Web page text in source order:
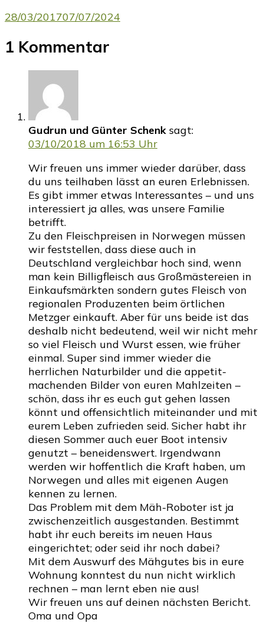
28/03/201707/07/2024
1 Kommentar
Gudrun und Günter Schenk sagt:
03/10/2018 um 16:53 Uhr
Wir freuen uns immer wieder darüber, dass
du uns teilhaben lässt an euren Erlebnissen.
Es gibt immer etwas Interessantes – und uns
interessiert ja alles, was unsere Familie
betrifft.
Zu den Fleischpreisen in Norwegen müssen
wir feststellen, dass diese auch in
Deutschland vergleichbar hoch sind, wenn
man kein Billigfleisch aus Großmästereien in
Einkaufsmärkten sondern gutes Fleisch von
regionalen Produzenten beim örtlichen
Metzger einkauft. Aber für uns beide ist das
deshalb nicht bedeutend, weil wir nicht mehr
so viel Fleisch und Wurst essen, wie früher
einmal. Super sind immer wieder die
herrlichen Naturbilder und die appetit-
machenden Bilder von euren Mahlzeiten –
schön, dass ihr es euch gut gehen lassen
könnt und offensichtlich miteinander und mit
eurem Leben zufrieden seid. Sicher habt ihr
diesen Sommer auch euer Boot intensiv
genutzt – beneidenswert. Irgendwann
werden wir hoffentlich die Kraft haben, um
Norwegen und alles mit eigenen Augen
kennen zu lernen.
Das Problem mit dem Mäh-Roboter ist ja
zwischenzeitlich ausgestanden. Bestimmt
habt ihr euch bereits im neuen Haus
eingerichtet; oder seid ihr noch dabei?
Mit dem Auswurf des Mähgutes bis in eure
Wohnung konntest du nun nicht wirklich
rechnen – man lernt eben nie aus!
Wir freuen uns auf deinen nächsten Bericht.
Oma und Opa